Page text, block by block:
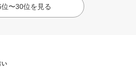
位〜30位を見る
い